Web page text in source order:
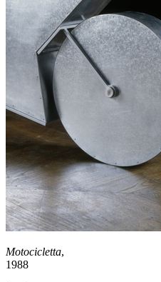
Motocicletta,
1988